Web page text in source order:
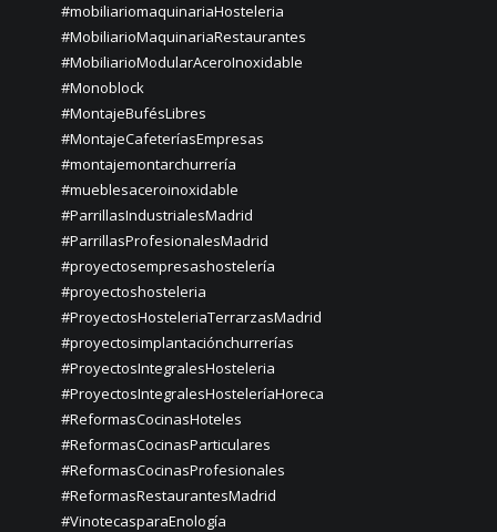
#mobiliariomaquinariaHosteleria
#MobiliarioMaquinariaRestaurantes
#MobiliarioModularAceroInoxidable
#Monoblock
#MontajeBufésLibres
#MontajeCafeteríasEmpresas
#montajemontarchurrería
#mueblesaceroinoxidable
#ParrillasIndustrialesMadrid
#ParrillasProfesionalesMadrid
#proyectosempresashostelería
#proyectoshosteleria
#ProyectosHosteleriaTerrarzasMadrid
#proyectosimplantaciónchurrerías
#ProyectosIntegralesHosteleria
#ProyectosIntegralesHosteleríaHoreca
#ReformasCocinasHoteles
#ReformasCocinasParticulares
#ReformasCocinasProfesionales
#ReformasRestaurantesMadrid
#VinotecasparaEnología